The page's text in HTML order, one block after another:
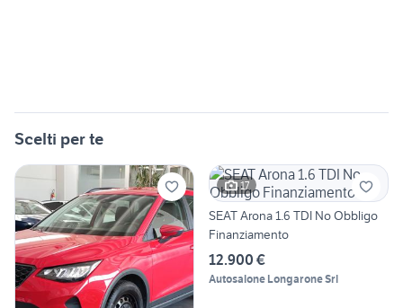
Scelti per te
17
SEAT Arona 1.6 TDI No Obbligo
Finanziamento
12.900 €
Autosalone Longarone Srl